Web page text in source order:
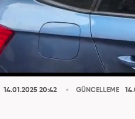
14.01.2025 20:42 GÜNCELLEME